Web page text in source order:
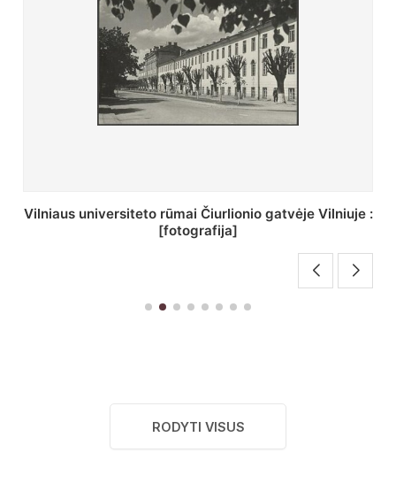
St. Batoro universiteto J. Pilsudskio kolegija :
[fotografija]
RODYTI VISUS